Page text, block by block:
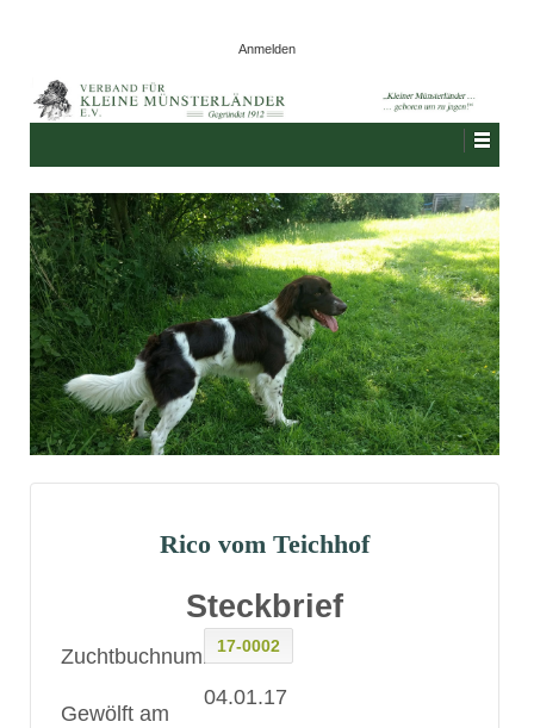
Anmelden
Rico vom Teichhof
Steckbrief
Zuchtbuchnummer17-0002
Gewölft am
04.01.17